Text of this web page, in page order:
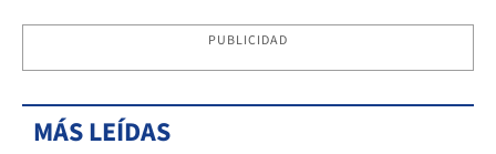
PUBLICIDAD
MÁS LEÍDAS